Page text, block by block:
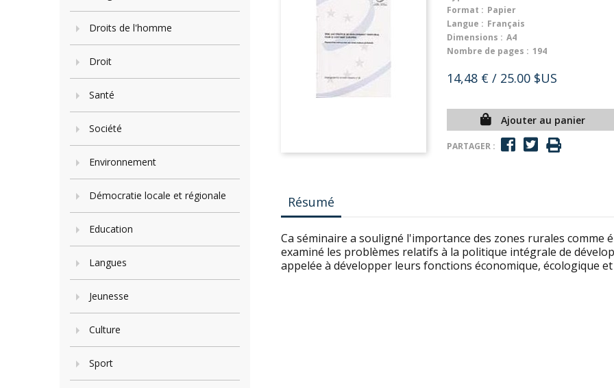
Droits de l'homme
Droit
Santé
Société
Environnement
Démocratie locale et régionale
Education
Langues
Jeunesse
Culture
Sport
Format : Papier
Langue : Français
Dimensions : A4
Nombre de pages : 194
14,48 € / 25.00 $US
Ajouter au panier
PARTAGER :
Résumé
Ca séminaire a souligné l'importance des zones rurales comme
examiné les problèmes relatifs à la politique intégrale de
appelée à développer leurs fonctions économique, écologique